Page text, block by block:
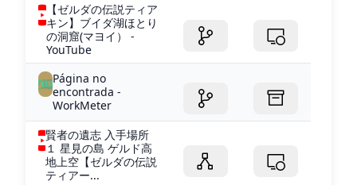
【ゼルダの伝説ティア
キン】ブイダ湖ほとり
の洞窟(マヨイ） -
YouTube
Página no
encontrada -
WorkMeter
賢者の遺志 入手場所
１ 星見の島 ゲルド高
地上空【ゼルダの伝説
ティアー...